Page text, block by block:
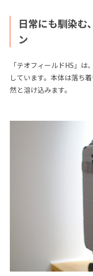
日常にも馴染む
ン
「テオフィールドHS」
しています。本体は落ち
然と溶け込みます。